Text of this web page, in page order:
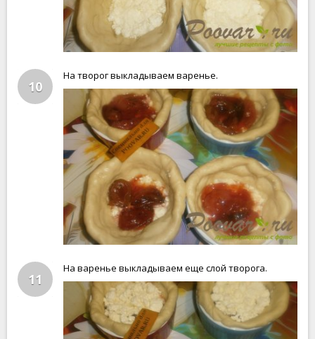
10
На творог выкладываем варенье.
11
На варенье выкладываем еще слой творога.